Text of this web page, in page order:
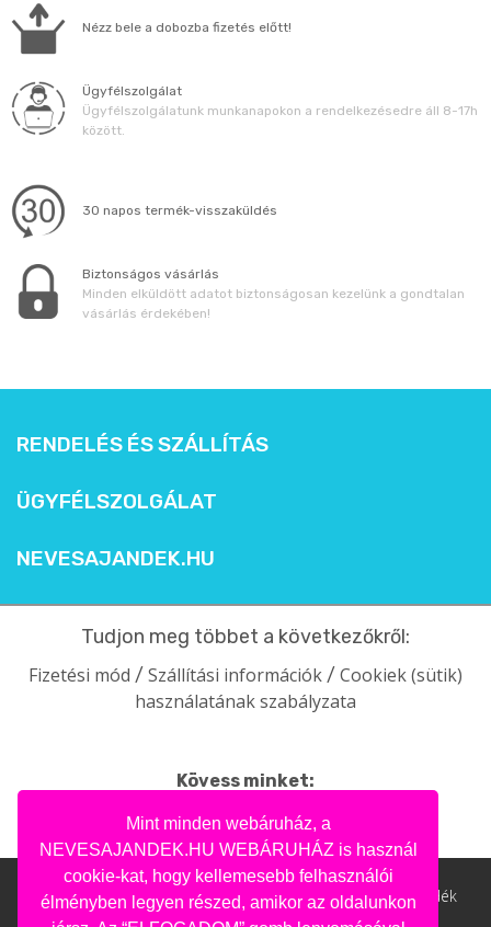
Mint minden webáruház, a
NEVESAJANDEK.HU WEBÁRUHÁZ is használ
cookie-kat, hogy kellemesebb felhasználói
élményben legyen részed, amikor az oldalunkon
Nézz bele a dobozba fizetés előtt!
Ügyfélszolgálat
Ügyfélszolgálatunk munkanapokon a rendelkezésedre áll 8-17h
között.
30 napos termék-visszaküldés
Biztonságos vásárlás
Minden elküldött adatot biztonságosan kezelünk a gondtalan
vásárlás érdekében!
RENDELÉS ÉS SZÁLLÍTÁS
ÜGYFÉLSZOLGÁLAT
NEVESAJANDEK.HU
Tudjon meg többet a következőkről:
Fizetési mód / Szállítási információk / Cookiek (sütik)
használatának szabályzata
Kövess minket:
facebook
intagram
pinterest
youtube
Nevesajandek.hu © 2004- 2020 | Ajándék webáruház, ajándék